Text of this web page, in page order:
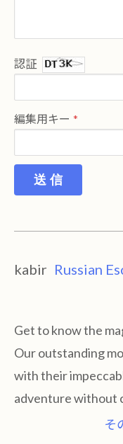
認証
編集用キー
送 信
kabir Russian
Get to know the
Our outstanding
with their
adventure without
そ